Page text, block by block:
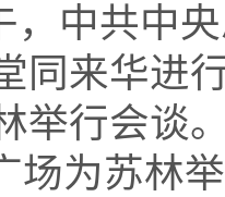
，中共中
同来华进
举行会谈
场为苏林